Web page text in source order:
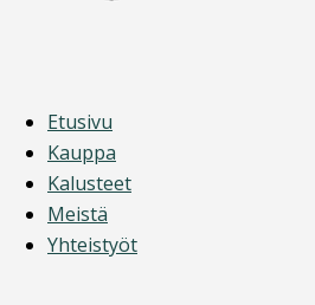
Etusivu
Kauppa
Kalusteet
Meistä
Yhteistyöt